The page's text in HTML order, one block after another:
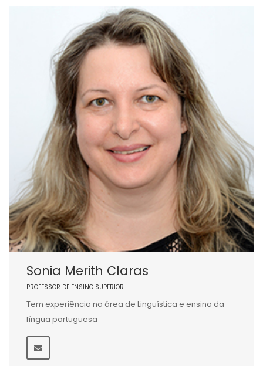
Sonia Merith Claras
PROFESSOR DE ENSINO SUPERIOR
Tem experiência na área de Linguística e ensino da
língua portuguesa